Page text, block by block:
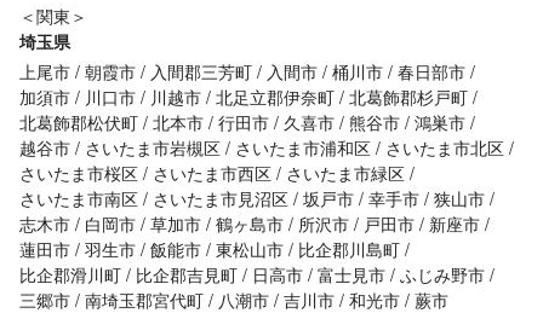
＜関東＞
埼玉県
上尾市 朝霞市 入間郡三芳町 入間市 桶川市 春日部市
加須市
川口市 川越市 北足立郡伊奈町 北葛飾郡杉戸町
北葛飾郡松伏町 北本市 行田市 久喜市 熊谷市 鴻巣市
越谷市
さいたま市岩槻区 さいたま市浦和区
さいたま市北区
さいたま市桜区
さいたま市西区
さいたま市緑区
さいたま市南区
さいたま市見沼区 坂戸市 幸手市 狭山市
志木市
白岡市 草加市 鶴ヶ島市 所沢市 戸田市
新座市
蓮田市 羽生市 飯能市 東松山市
比企郡川島町
比企郡滑川町
比企郡吉見町 日高市 富士見市 ふじみ野市
三郷市 南埼玉郡宮代町 八潮市 吉川市 和光市 蕨市